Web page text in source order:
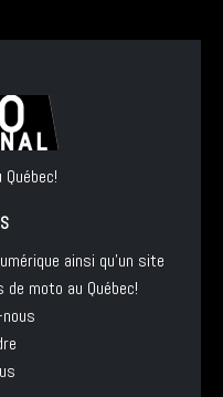
ainsi qu'un site
moto au Québec!